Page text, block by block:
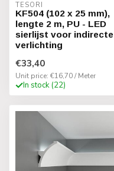
TESORI
KF504 (102 x 25 mm),
lengte 2 m, PU - LED
sierlijst voor indirecte
verlichting
€33,40
Unit price: €16,70 / Meter
In stock (22)